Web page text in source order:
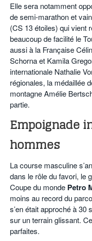
Elle sera notamment
de semi-marathon et
(CS 13 étoiles) qui vient
beaucoup de facilité le
aussi à la Française
Schorna et Kamila
internationale Nathalie
régionales, la médaillée
montagne Amélie
partie.
Empoignade
hommes
La course masculine
dans le rôle du favori, le
Coupe du monde Petro
moins au record du
s’en était approché à 30
sur un terrain glissant.
parfaites.